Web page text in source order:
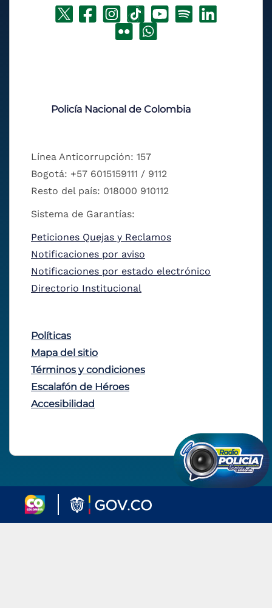
Policía Nacional de Colombia
Línea Anticorrupción: 157
Bogotá: +57 6015159111 / 9112
Resto del país: 018000 910112
Sistema de Garantías:
Peticiones Quejas y Reclamos
Notificaciones por aviso
Notificaciones por estado electrónico
Directorio Institucional
Políticas
Mapa del sitio
Términos y condiciones
Escalafón de Héroes
Accesibilidad